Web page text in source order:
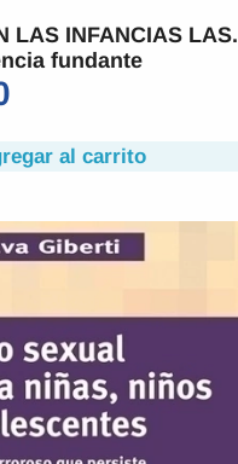
LAS INFANCIAS LAS.
fundante
al carrito